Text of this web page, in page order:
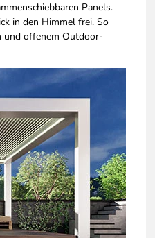
Panels.
in den Himmel frei. So
und offenem Outdoor-